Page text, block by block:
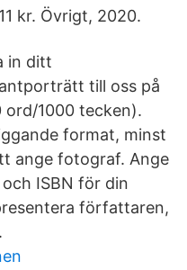
kr. Övrigt, 2020.
in ditt
till oss på
ord/1000 tecken).
format, minst
ange fotograf. Ange
ISBN för din
författaren,